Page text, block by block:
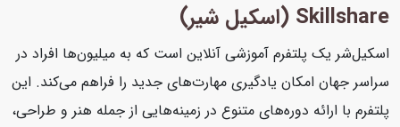
Skillshare (اسکیل شیر)
اسکیل‌شر یک پلتفرم آموزشی آنلاین است که به میلیون‌ها افراد در
سراسر جهان امکان یادگیری مهارت‌های جدید را فراهم می‌کند. این
پلتفرم با ارائه دوره‌های متنوع در زمینه‌هایی از جمله هنر و طراحی،